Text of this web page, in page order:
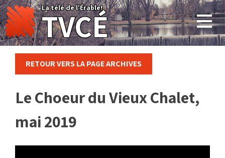
Skip
to
content
La télé de l'Érable!
TVCÉ
RETOUR VERS LA PAGE ARCHIVES
Le Choeur du Vieux Chalet,
mai 2019